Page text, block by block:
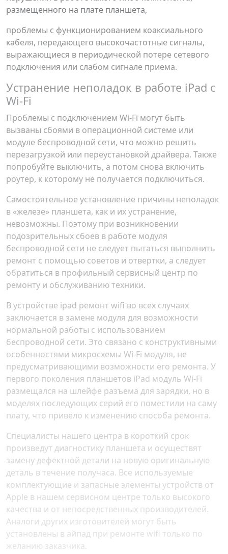
размещенного на плате планшета,
проблемы с функционированием коаксиального
кабеля, передающего высокочастотные сигналы,
выражающиеся в периодической потере сетевого
подключения или слабом сигнале приема.
Устранение неполадок в работе iPad с
Wi-Fi
Проблемы с подключением Wi-Fi могут быть
вызваны сбоями в операционной системе или
модуле беспроводной сети, что можно решить
перезагрузкой или переустановкой драйвера. Также
попробуйте выключить, а потом снова включить
роутер, к которому не получается подключиться.
Самостоятельное установление причины неполадок
в «железе» планшета, как и их устранение,
невозможны. Поэтому при возникновении
подозрительных сбоев в работе модуля
беспроводной сети не следует пытаться выполнить
ремонт с помощью советов и отвертки, а следует
обратиться в профильный сервисный центр по
ремонту и обслуживанию техники.
В устройстве ipad ремонт wifi во всех случаях
заключается в замене модуля для возможности
нормальной работы с использованием
беспроводной сети. Это связано с конструктивными
особенностями микросхемы Wi-Fi модуля, не
предусматривающими возможности его ремонта. У
первого поколения планшетов iPad модуль Wi-Fi
размещался на шлейфе разъема для зарядки, но в
моделях последующих серий его поместили на саму
плату, что привело к изменению способа ремонта.
Специалисты нашего центра в короткий срок
произведут диагностику планшета и осуществят
замену дефектной детали на новую оригинальную
деталь в течение получаса. Все используемые
комплектующие и запасные элементы устройств от
Apple в нашем сервисном центре только высокого
качества и от непосредственных производителей.
Аналоги других изготовителей могут быть
установлены в айпад при ремонте wifi только по
желанию заказчика.